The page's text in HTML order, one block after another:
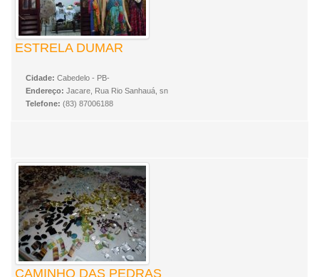
ESTRELA DUMAR
Cidade: Cabedelo - PB-
Endereço: Jacare, Rua Rio Sanhauá, sn
Telefone: (83) 87006188
CAMINHO DAS PEDRAS